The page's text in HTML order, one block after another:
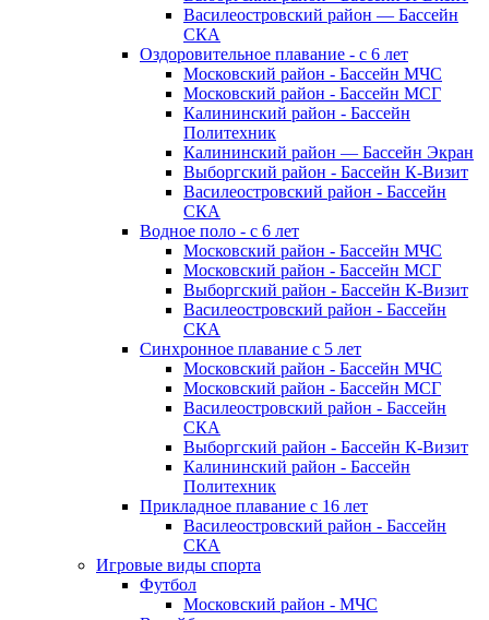
Василеостровский район — Бассейн
СКА
Оздоровительное плавание - с 6 лет
Московский район - Бассейн МЧС
Московский район - Бассейн МСГ
Калининский район - Бассейн
Политехник
Калининский район — Бассейн Экран
Выборгский район - Бассейн К-Визит
Василеостровский район - Бассейн
СКА
Водное поло - с 6 лет
Московский район - Бассейн МЧС
Московский район - Бассейн МСГ
Выборгский район - Бассейн К-Визит
Василеостровский район - Бассейн
СКА
Синхронное плавание с 5 лет
Московский район - Бассейн МЧС
Московский район - Бассейн МСГ
Василеостровский район - Бассейн
СКА
Выборгский район - Бассейн К-Визит
Калининский район - Бассейн
Политехник
Прикладное плавание с 16 лет
Василеостровский район - Бассейн
СКА
Игровые виды спорта
Футбол
Московский район - МЧС